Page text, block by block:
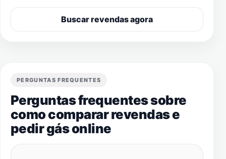
Buscar revendas agora
PERGUNTAS FREQUENTES
Perguntas frequentes sobre
como comparar revendas e
pedir gás online